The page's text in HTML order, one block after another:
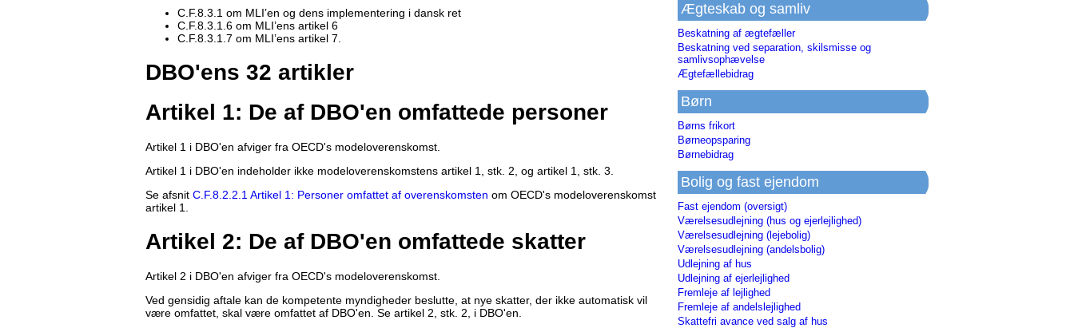
C.F.8.3.1 om MLI’en og dens implementering i dansk ret
C.F.8.3.1.6 om MLI’ens artikel 6
C.F.8.3.1.7 om MLI’ens artikel 7.
DBO'ens 32 artikler
Artikel 1: De af DBO'en omfattede personer
Artikel 1 i DBO'en afviger fra OECD's modeloverenskomst.
Artikel 1 i DBO'en indeholder ikke modeloverenskomstens artikel 1, stk. 2, og artikel 1, stk. 3.
Se afsnit C.F.8.2.2.1 Artikel 1: Personer omfattet af overenskomsten om OECD's modeloverenskomst
artikel 1.
Artikel 2: De af DBO'en omfattede skatter
Artikel 2 i DBO'en afviger fra OECD's modeloverenskomst.
Ved gensidig aftale kan de kompetente myndigheder beslutte, at nye skatter, der ikke automatisk vil
være omfattet, skal være omfattet af DBO'en. Se artikel 2, stk. 2, i DBO'en.
Ægteskab og samliv
Beskatning af ægtefæller
Beskatning ved separation, skilsmisse og
samlivsophævelse
Ægtefællebidrag
Børn
Børns frikort
Børneopsparing
Børnebidrag
Bolig og fast ejendom
Fast ejendom (oversigt)
Værelsesudlejning (hus og ejerlejlighed)
Værelsesudlejning (lejebolig)
Værelsesudlejning (andelsbolig)
Udlejning af hus
Udlejning af ejerlejlighed
Fremleje af lejlighed
Fremleje af andelslejlighed
Skattefri avance ved salg af hus